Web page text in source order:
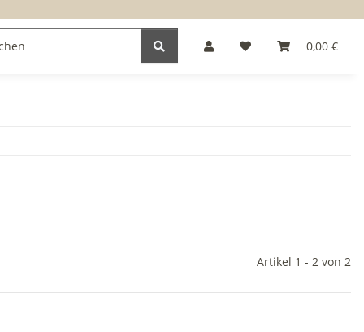
0,00 €
Artikel 1 - 2 von 2